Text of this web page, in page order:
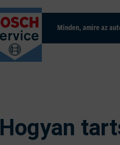
Minden, amire az
Hogyan